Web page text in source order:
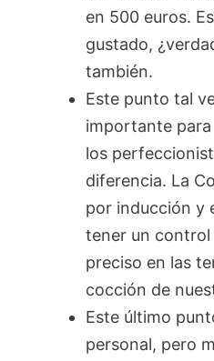
en 500 euros.
gustado,
también.
Este punto tal
importante
los
diferencia. La
por inducción y
tener un control
preciso en las
cocción de
Este último
personal, pero